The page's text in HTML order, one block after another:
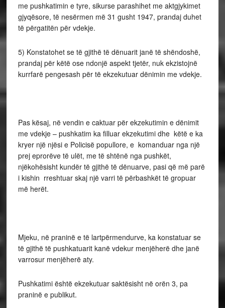
me pushkatimin e tyre, sikurse parashihet me aktgjykimet
gjyqësore, të nesërmen më 31 gusht 1947, prandaj duhet
të përgatitën për vdekje.
5) Konstatohet se të gjithë të dënuarit janë të shëndoshë,
pran­daj për këtë ose ndonjë aspekt tjetër, nuk ekzistojnë
kurrfarë pengesash për të ekzekutuar dënimin me vdekje.
Pas kësaj, në vendin e caktuar për ekzekutimin e dënimit
me vdekje – pushkatim ka filluar ekzekutimi dhe këtë e ka
kryer një njësi e Policisë popullore, e komanduar nga një
prej eprorëve të ulët, me të shtënë nga pushkët,
njëkohësisht kundër të gjithë të dënuarve, pasi që më parë
i kishin rreshtuar skaj një varri të përbashkët të gropuar
më herët.
Mjeku, në praninë e të lartpërmendurve, ka konstatuar se
të gjithë të pushkatuarit kanë vdekur menjëherë dhe janë
varrosur menjëherë aty.
Pushkatimi është ekzekutuar saktësisht në orën 3, pa
praninë e publikut.